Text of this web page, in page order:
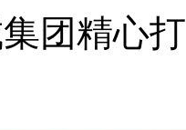
精心打